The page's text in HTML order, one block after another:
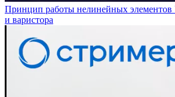
Принцип работы нелинейных
и варистора